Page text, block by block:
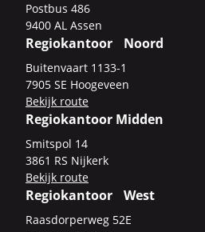
Post­bus 486
9400 AL Assen
Regiokantoor Noord
Bui­ten­vaart 1133-​1
7905 SE Hoo­ge­veen
Be­kijk route
Regiokantoor Midden
Smits­pol 14
3861 RS Nij­kerk
Be­kijk route
Regiokantoor West
Raas­dor­per­weg 52E